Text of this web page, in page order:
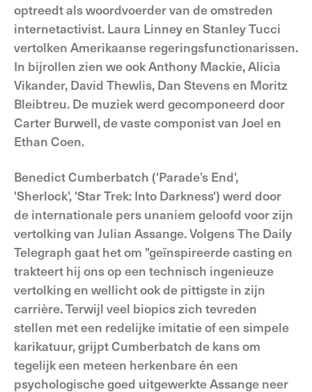
optreedt als woordvoerder van de omstreden
internetactivist. Laura Linney en Stanley Tucci
vertolken Amerikaanse regeringsfunctionarissen.
In bijrollen zien we ook Anthony Mackie, Alicia
Vikander, David Thewlis, Dan Stevens en Moritz
Bleibtreu. De muziek werd gecomponeerd door
Carter Burwell, de vaste componist van Joel en
Ethan Coen.
Benedict Cumberbatch ('Parade’s End',
'Sherlock', 'Star Trek: Into Darkness') werd door
de internationale pers unaniem geloofd voor zijn
vertolking van Julian Assange. Volgens The Daily
Telegraph gaat het om "geïnspireerde casting en
trakteert hij ons op een technisch ingenieuze
vertolking en wellicht ook de pittigste in zijn
carrière. Terwijl veel biopics zich tevreden
stellen met een redelijke imitatie of een simpele
karikatuur, grijpt Cumberbatch de kans om
tegelijk een meteen herkenbare én een
psychologische goed uitgewerkte Assange neer